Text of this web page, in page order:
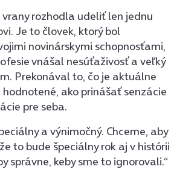
rozhodla udeliť len jednu
Je to človek, ktorý bol
novinárskymi schopnosťami,
vnášal nesúťaživosť a veľký
Prekonával to, čo je aktuálne
ako prinášať senzácie
pre seba.
a výnimočný. Chceme, aby
to bude špeciálny rok aj v histórii
správne, keby sme to ignorovali.“